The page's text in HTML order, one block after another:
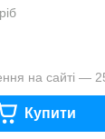
на сайті —
Купити